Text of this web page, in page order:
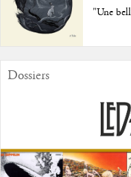
"Une
Dossiers